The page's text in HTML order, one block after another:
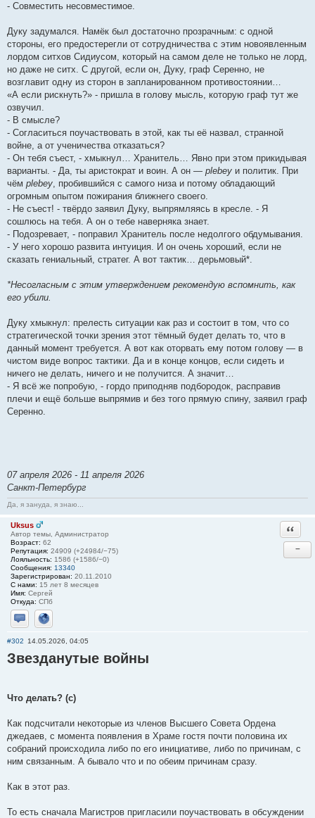
- Совместить несовместимое.
Дуку задумался. Намёк был достаточно прозрачным: с одной
стороны, его предостерегли от сотрудничества с этим новоявленным
лордом ситхов Сидиусом, который на самом деле не только не лорд,
но даже не ситх. С другой, если он, Дуку, граф Серенно, не
возглавит одну из сторон в запланированном противостоянии…
«А если рискнуть?» - пришла в голову мысль, которую граф тут же
озвучил.
- В смысле?
- Согласиться поучаствовать в этой, как ты её назвал, странной
войне, а от ученичества отказаться?
- Он тебя съест, - хмыкнул… Хранитель… Явно при этом прикидывая
варианты. - Да, ты аристократ и воин. А он — plebey и политик. При
чём plebey, пробившийся с самого низа и потому обладающий
огромным опытом пожирания ближнего своего.
- Не съест! - твёрдо заявил Дуку, выпрямляясь в кресле. - Я
сошлюсь на тебя. А он о тебе наверняка знает.
- Подозревает, - поправил Хранитель после недолгого обдумывания.
- У него хорошо развита интуиция. И он очень хороший, если не
сказать гениальный, стратег. А вот тактик… дерьмовый*.
*Несогласным с этим утверждением рекомендую вспомнить, как
его убили.
Дуку хмыкнул: прелесть ситуации как раз и состоит в том, что со
стратегической точки зрения этот тёмный будет делать то, что в
данный момент требуется. А вот как оторвать ему потом голову — в
чистом виде вопрос тактики. Да и в конце концов, если сидеть и
ничего не делать, ничего и не получится. А значит…
- Я всё же попробую, - гордо приподняв подбородок, расправив
плечи и ещё больше выпрямив и без того прямую спину, заявил граф
Серенно.
07 апреля 2026 - 11 апреля 2026
Санкт-Петербург
Да, я зануда, я знаю...
Uksus
Автор темы, Администратор
Возраст: 62
Репутация: 24909 (+24984/−75)
Лояльность: 1586 (+1586/−0)
Сообщения: 13340
Зарегистрирован: 20.11.2010
С нами: 15 лет 8 месяцев
Имя: Сергей
Откуда: СПб
Отправить личное сообщение
Сайт
−
#302 14.05.2026, 04:05
Звезданутые войны
Что делать? (с)
Как подсчитали некоторые из членов Высшего Совета Ордена
джедаев, с момента появления в Храме гостя почти половина их
собраний происходила либо по его инициативе, либо по причинам, с
ним связанным. А бывало что и по обеим причинам сразу.
Как в этот раз.
То есть сначала Магистров пригласили поучаствовать в обсуждении